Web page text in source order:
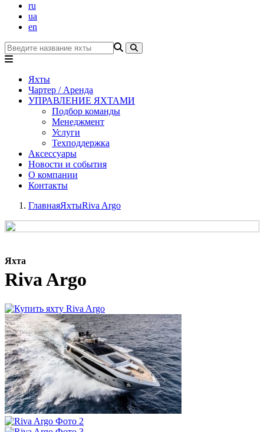
ru
ua
en
Яхты
Чартер / Аренда
УПРАВЛЕНИЕ ЯХТАМИ
Подбор команды
Менеджмент
Услуги
Техподдержка
Аксессуары
Новости и события
О компании
Контакты
ГлавнаяЯхтыRiva Argo
Яхта
Riva Argo